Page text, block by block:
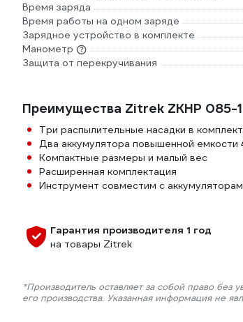
Время заряда
Время работы на одном заряде
Зарядное устройство в комплекте
Манометр
Защита от перекручивания
Преимущества Zitrek ZKHP 085-
Три распылительные насадки в
Два аккумулятора повышенной
Компактные размеры и малый вес
Расширенная комплектация
Инструмент совместим с
Гарантия производителя 1 год
на товары Zitrek
*Производитель оставляет за собой право
его производства. Указанная информация не